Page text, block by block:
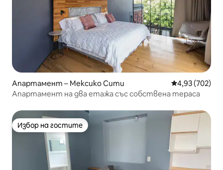
Апартамент – Мексико Сити Средна
4,93 (702)
Апартамент на два етажа със собствена тераса
Избор на гостите
Избор на гостите